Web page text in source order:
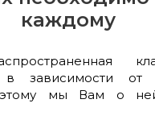
каждому
в зависимости от
мы Вам о